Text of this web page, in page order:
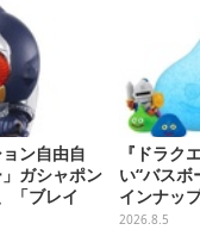
ン自由自
ガシャポン
「ブレイ
全4種
『ドラク
い“バスボ
インナッ
モンスタ
2026.8.5